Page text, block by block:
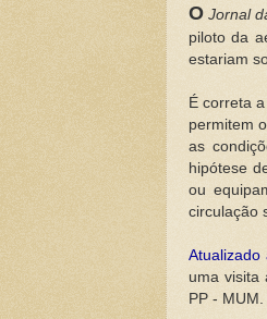
O Jornal
piloto da
estariam
É correta
permitem
as
hipótese
ou
circulação
Atualizado
uma visita
PP - MUM.